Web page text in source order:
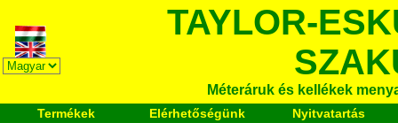
TAYLOR-
Méteráruk és kellékek
Termékek Elérhetőségünk Nyitvatartás